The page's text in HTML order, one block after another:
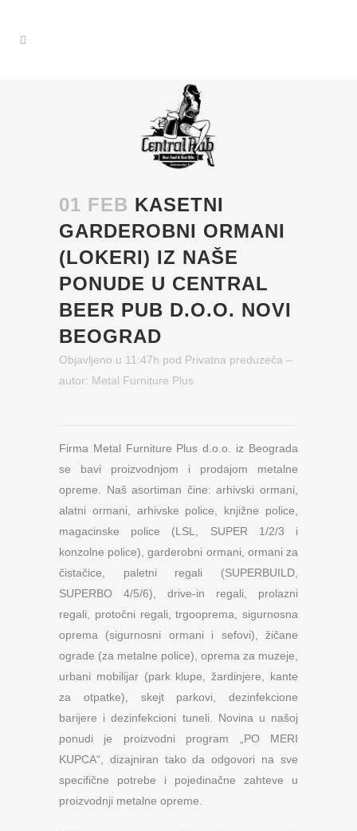
01 FEB KASETNI
GARDEROBNI ORMANI
(LOKERI) IZ NAŠE
PONUDE U CENTRAL
BEER PUB D.O.O. NOVI
BEOGRAD
Objavljeno u 11:47h pod Privatna preduzeća –
autor: Metal Furniture Plus
Firma Metal Furniture Plus d.o.o. iz Beograda
se bavi proizvodnjom i prodajom metalne
opreme. Naš asortiman čine: arhivski ormani,
alatni ormani, arhivske police, knjižne police,
magacinske police (LSL, SUPER 1/2/3 i
konzolne police), garderobni ormani, ormani za
čistačice, paletni regali (SUPERBUILD,
SUPERBO 4/5/6), drive-in regali, prolazni
regali, protočni regali, trgooprema, sigurnosna
oprema (sigurnosni ormani i sefovi), žičane
ograde (za metalne police), oprema za muzeje,
urbani mobilijar (park klupe, žardinjere, kante
za otpatke), skejt parkovi, dezinfekcione
barijere i dezinfekcioni tuneli. Novina u našoj
ponudi je proizvodni program „PO MERI
KUPCA“, dizajniran tako da odgovori na sve
specifične potrebe i pojedinačne zahteve u
proizvodnji metalne opreme.